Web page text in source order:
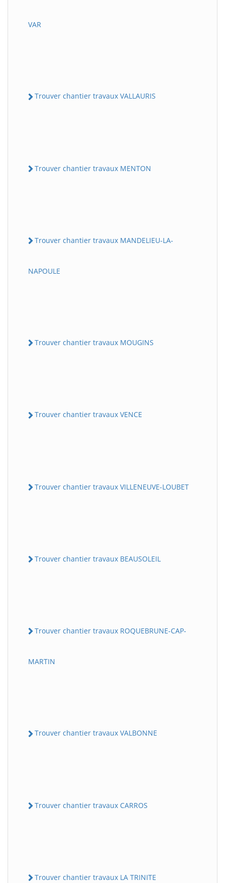
VAR
Trouver chantier travaux VALLAURIS
Trouver chantier travaux MENTON
Trouver chantier travaux MANDELIEU-LA-
NAPOULE
Trouver chantier travaux MOUGINS
Trouver chantier travaux VENCE
Trouver chantier travaux VILLENEUVE-LOUBET
Trouver chantier travaux BEAUSOLEIL
Trouver chantier travaux ROQUEBRUNE-CAP-
MARTIN
Trouver chantier travaux VALBONNE
Trouver chantier travaux CARROS
Trouver chantier travaux LA TRINITE